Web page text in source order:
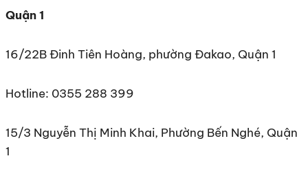
Quận 1
16/22B Đinh Tiên Hoàng, phường Đakao, Quận 1
Hotline: 0355 288 399
15/3 Nguyễn Thị Minh Khai, Phường Bến Nghé, Quận
1